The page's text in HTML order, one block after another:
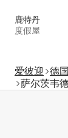
鹿特丹
度假屋
爱彼迎 德国
萨尔茨韦